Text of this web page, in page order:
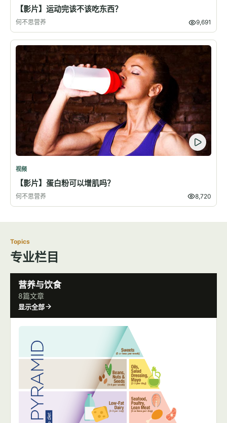
【影片】运动完该不该吃东西？
何不思营养 9,691
视频
【影片】蛋白粉可以增肌吗？
何不思营养 8,720
Topics
专业栏目
营养与饮食
8篇文章
显示全部